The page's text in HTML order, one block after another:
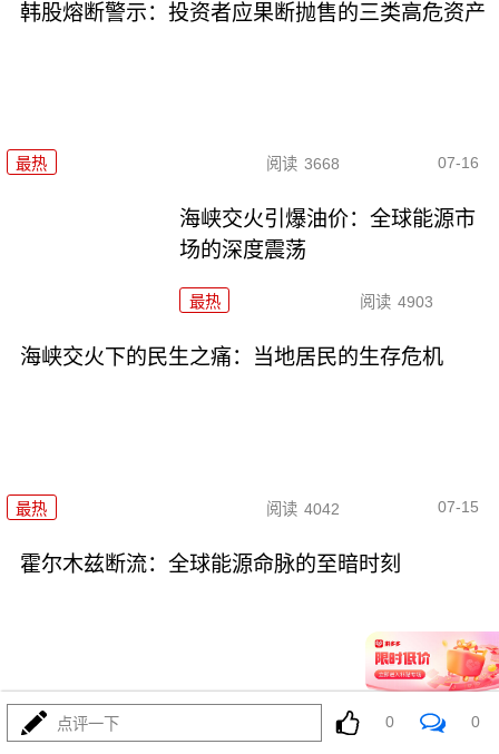
韩股熔断警示：投资者应果断抛售的三类高危资产
最热 阅读 3668 07-16
海峡交火引爆油价：全球能源市
场的深度震荡
最热 阅读 4903
海峡交火下的民生之痛：当地居民的生存危机
最热 阅读 4042 07-15
霍尔木兹断流：全球能源命脉的至暗时刻
最热 07-15
点评一下 0 0